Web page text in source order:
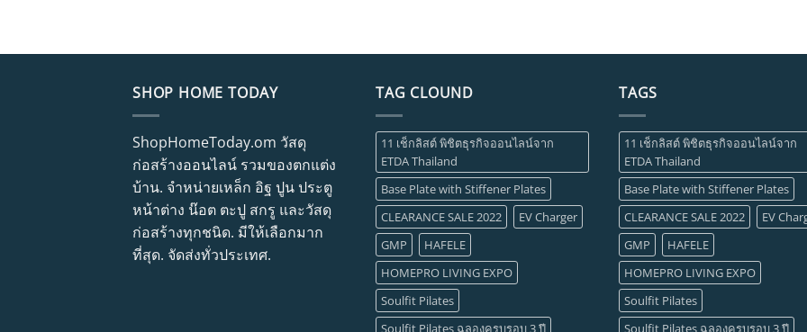
SHOP HOME TODAY
ShopHomeToday.om วัสดุ
ก่อสร้างออนไลน์ รวมของตกแต่ง
บ้าน. จำหน่ายเหล็ก อิฐ ปูน ประตู
หน้าต่าง น๊อต ตะปู สกรู และวัสดุ
ก่อสร้างทุกชนิด. มีให้เลือกมาก
ที่สุด. จัดส่งทั่วประเทศ.
TAG CLOUND
11 เช็กลิสต์ พิชิตธุรกิจออนไลน์จาก
ETDA Thailand
Base Plate with Stiffener Plates
CLEARANCE SALE 2022
EV Charger
GMP
HAFELE
HOMEPRO LIVING EXPO
Soulfit Pilates
Soulfit Pilates ฉลองครบรอบ 3 ปี
TAGS
11 เช็กลิสต์ พิชิตธุรกิจออนไลน์จาก
ETDA Thailand
Base Plate with Stiffener Plates
CLEARANCE SALE 2022
EV
GMP
HAFELE
HOMEPRO LIVING EXPO
Soulfit Pilates
Soulfit Pilates ฉลองครบรอบ 3 ปี